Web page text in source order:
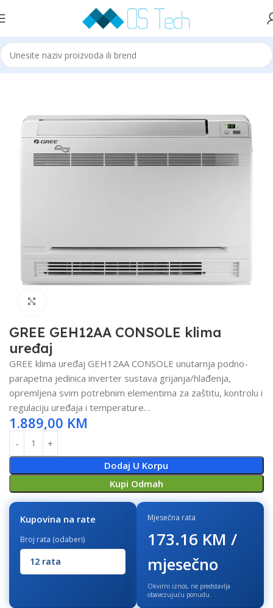
Početna Gree Gree Klime
GREE GEH12AA CONSOLE klima
uređaj
GREE klima uređaj GEH12AA CONSOLE unutarnja podno-
parapetna jedinica inverter sustava grijanja/hlađenja,
opremljena svim potrebnim elementima za zaštitu, kontrolu i
regulaciju uređaja i temperature…
1.889,00 KM
Dodaj U Korpu
Kupi Odmah
Kupovina na rate
Broj rata (odaberi)
Mjesečna rata
173.16 KM /
mjesečno
Okvirni iznos, ne predstavlja
obavezujuću ponudu.